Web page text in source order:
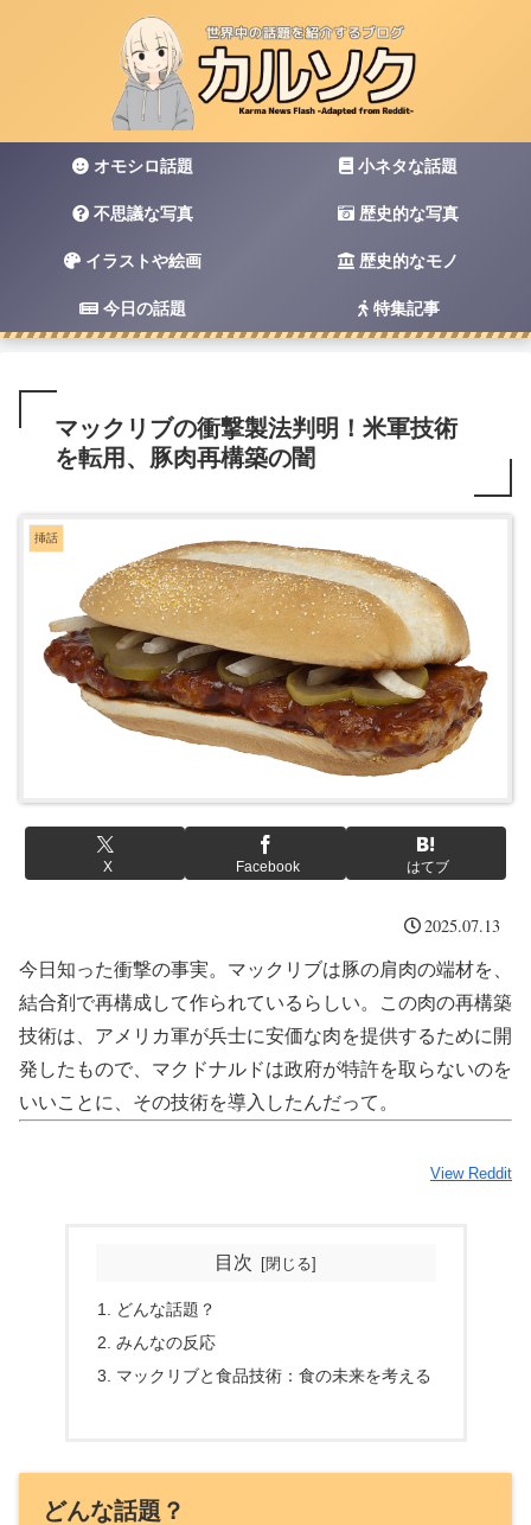
オモシロ話題 小ネタな話題
不思議な写真 歴史的な写真
イラストや絵画 歴史的なモノ
今日の話題 特集記事
マックリブの衝撃製法判明！米軍技術
を転用、豚肉再構築の闇
挿話
X Facebook はてブ
2025.07.13
今日知った衝撃の事実。マックリブは豚の肩肉の端材を、
結合剤で再構成して作られているらしい。この肉の再構築
技術は、アメリカ軍が兵士に安価な肉を提供するために開
発したもので、マクドナルドは政府が特許を取らないのを
いいことに、その技術を導入したんだって。
View Reddit
目次
どんな話題？
みんなの反応
マックリブと食品技術：食の未来を考える
どんな話題？